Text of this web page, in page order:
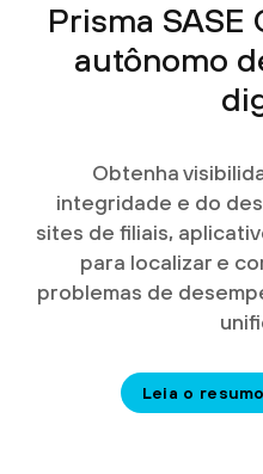
Prisma SASE
autônomo
Obtenha
integridade e do
sites de filiais,
para localizar e
problemas de
Leia o